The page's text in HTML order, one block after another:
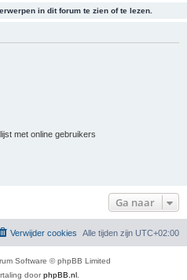
in dit forum te zien of te lezen.
met online gebruikers
Ga naar
Alle tijden zijn UTC+02:00
Verwijder cookies
Software © phpBB Limited
doorphpBB.nl